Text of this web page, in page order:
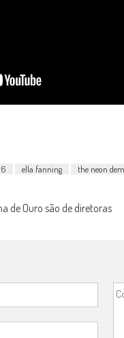
ella fanning the neon
de Ouro são de diretoras